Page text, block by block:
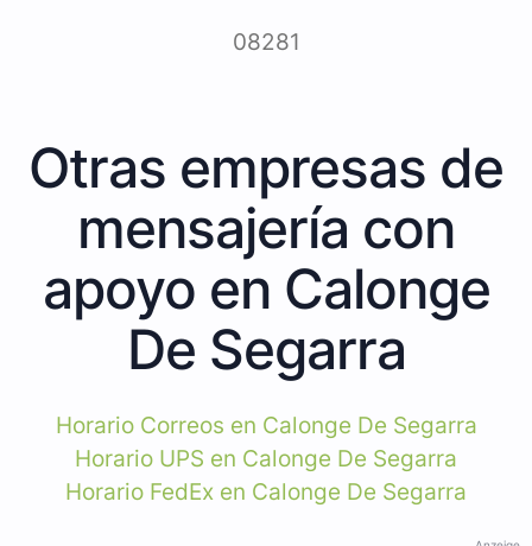
08281
Otras empresas de
mensajería con
apoyo en Calonge
De Segarra
Horario Correos en Calonge De Segarra
Horario UPS en Calonge De Segarra
Horario FedEx en Calonge De Segarra